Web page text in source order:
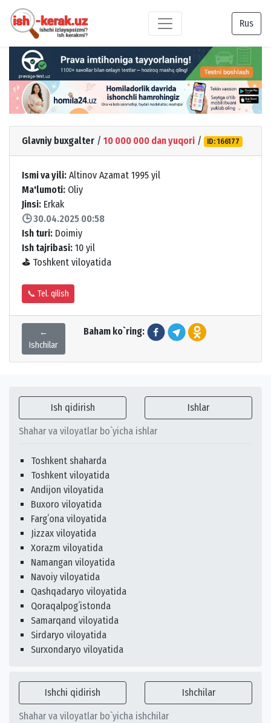
Rus
Glavniy buxgalter / 10 000 000 dan yuqori / ID: 166177
Ismi va yili: Altinov Azamat 1995 yil
Ma'lumoti: Oliy
Jinsi: Erkak
🕒 30.04.2025 00:58
Ish turi: Doimiy
Ish tajribasi: 10 yil
⛳ Toshkent viloyatida
📞 Tel. qilish
←
Ishchilar
Baham ko`ring:
Ish qidirish Ishlar
Shahar va viloyatlar bo`yicha ishlar
Toshkent shaharda
Toshkent viloyatida
Andijon viloyatida
Buxoro viloyatida
Fargʻona viloyatida
Jizzax viloyatida
Xorazm viloyatida
Namangan viloyatida
Navoiy viloyatida
Qashqadaryo viloyatida
Qoraqalpogʻistonda
Samarqand viloyatida
Sirdaryo viloyatida
Surxondaryo viloyatida
Ishchi qidirish Ishchilar
Shahar va viloyatlar bo`yicha ishchilar